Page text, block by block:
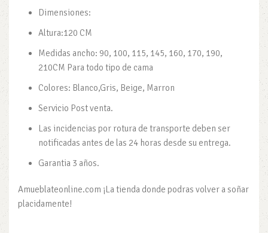
Dimensiones:
Altura:120 CM
Medidas ancho: 90, 100, 115, 145, 160, 170, 190,
210CM Para todo tipo de cama
Colores: Blanco,Gris, Beige, Marron
Servicio Post venta.
Las incidencias por rotura de transporte deben ser
notificadas antes de las 24 horas desde su entrega.
Garantia 3 años.
Amueblateonline.com ¡La tienda donde podras volver a soñar
placidamente!